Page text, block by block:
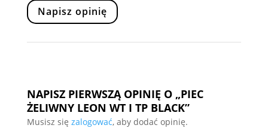
Napisz opinię
NAPISZ PIERWSZĄ OPINIĘ O „PIEC
ŻELIWNY LEON WT I TP BLACK”
Musisz się zalogować, aby dodać opinię.